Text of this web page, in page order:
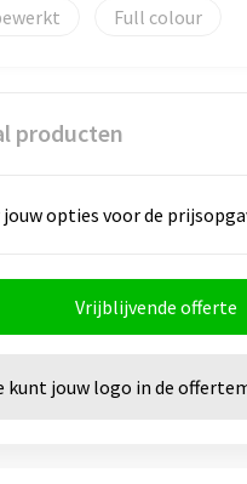
Full colour
producten
opties voor de
Vrijblijvende offerte
kunt jouw logo in de